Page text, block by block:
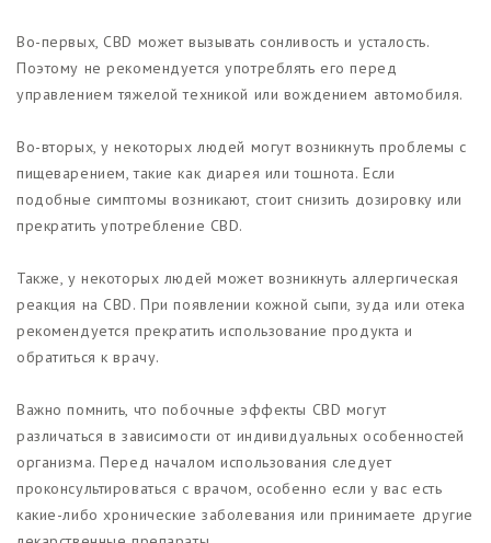
Во-первых, CBD может вызывать сонливость и усталость.
Поэтому не рекомендуется употреблять его перед
управлением тяжелой техникой или вождением автомобиля.
Во-вторых, у некоторых людей могут возникнуть проблемы с
пищеварением, такие как диарея или тошнота. Если
подобные симптомы возникают, стоит снизить дозировку или
прекратить употребление CBD.
Также, у некоторых людей может возникнуть аллергическая
реакция на CBD. При появлении кожной сыпи, зуда или отека
рекомендуется прекратить использование продукта и
обратиться к врачу.
Важно помнить, что побочные эффекты CBD могут
различаться в зависимости от индивидуальных особенностей
организма. Перед началом использования следует
проконсультироваться с врачом, особенно если у вас есть
какие-либо хронические заболевания или принимаете другие